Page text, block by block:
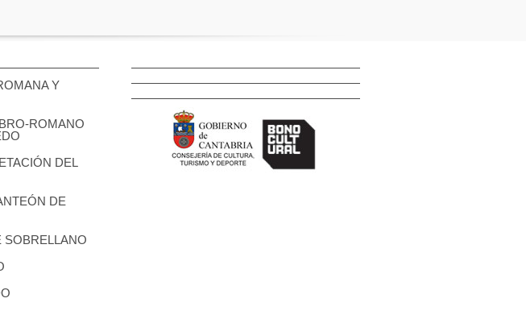
Y
ROMANO
DEL
DE
SOBRELLANO